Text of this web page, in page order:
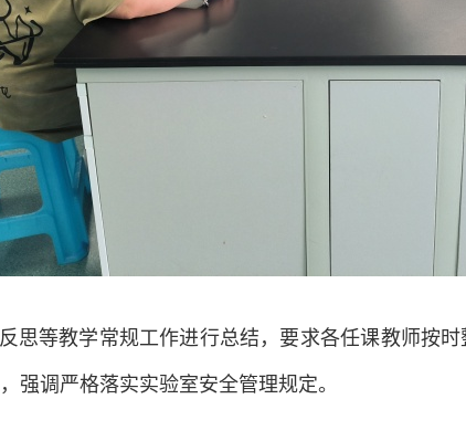
思等教学常规工作进行总结，要求各任课教师按
强调严格落实实验室安全管理规定。